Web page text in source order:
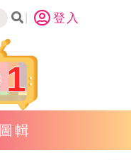
登入
1
圖輯